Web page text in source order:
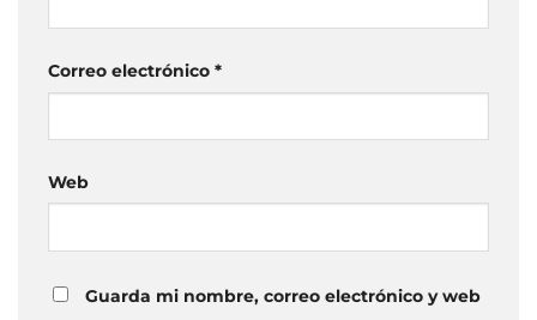
Correo electrónico *
Web
Guarda mi nombre, correo electrónico y web